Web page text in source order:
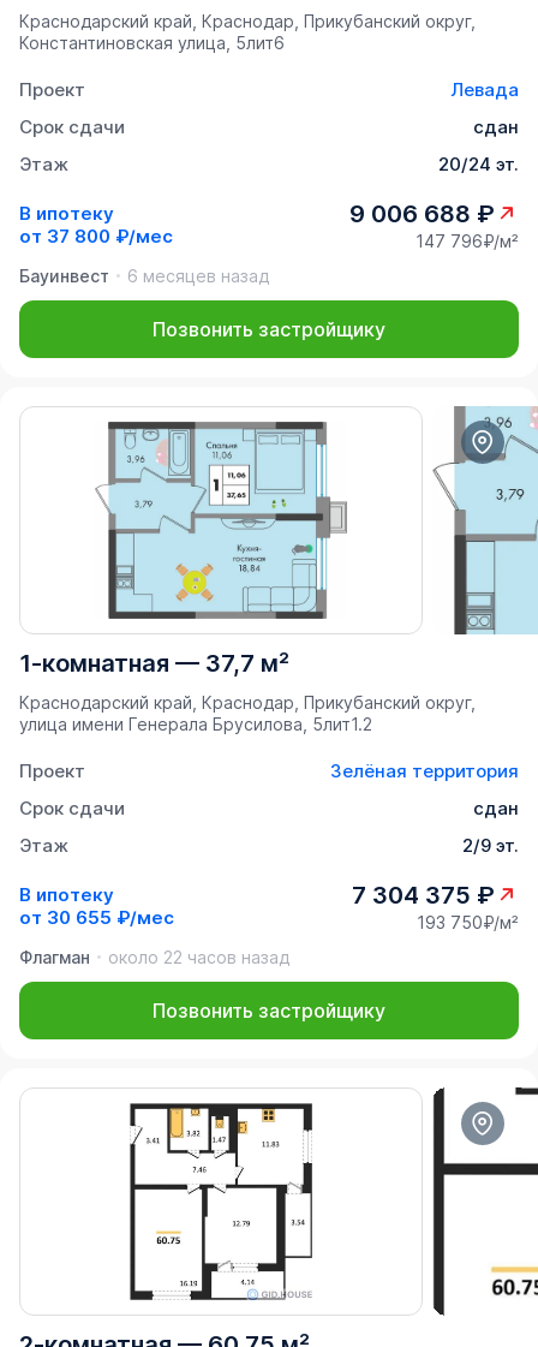
Краснодарский край, Краснодар, Прикубанский округ,
Константиновская улица, 5лит6
Проект
Левада
Срок сдачи
сдан
Этаж
20/24 эт.
В ипотеку
от 37 800 ₽/мес
9 006 688 ₽
147 796₽/м²
Бауинвест
6 месяцев назад
Позвонить застройщику
1-комнатная — 37,7 м²
Краснодарский край, Краснодар, Прикубанский округ,
улица имени Генерала Брусилова, 5лит1.2
Проект
Зелёная территория
Срок сдачи
сдан
Этаж
2/9 эт.
В ипотеку
от 30 655 ₽/мес
7 304 375 ₽
193 750₽/м²
Флагман
около 22 часов назад
Позвонить застройщику